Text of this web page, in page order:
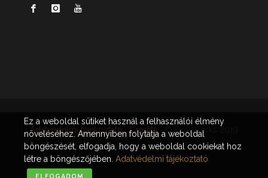
Adatvédelmi tájékoztató Credits© ExacWorks 2019
Ez a weboldal sütiket használ a felhasználói élmény
növeléséhez. Amennyiben folytatja a weboldal
böngészését, elfogadja, hogy a weboldal cookiekat hoz
létre a böngészőjében. Adatvédelmi tájékoztató